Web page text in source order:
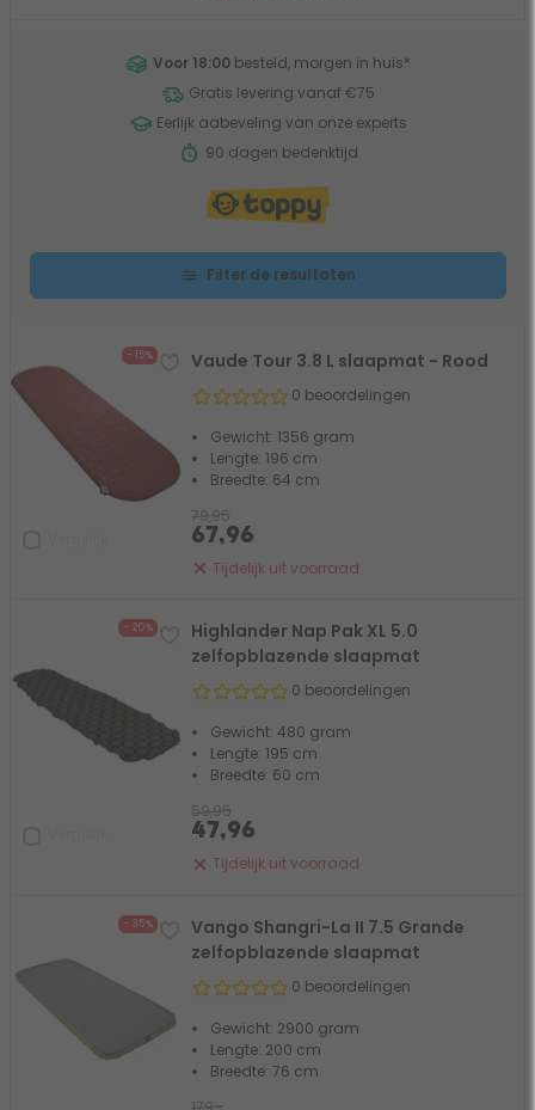
Voor 18:00 besteld, morgen in huis*
Gratis levering vanaf €75
Eerlijk aabeveling van onze experts
90 dagen bedenktijd
Filter de resultaten
- 15% Vaude Tour 3.8 L slaapmat - Rood
0 beoordelingen
Gewicht: 1356 gram
Lengte: 196 cm
Breedte: 64 cm
Tijdelijk uit voorraad
79,95
67,96
- 20%
Highlander Nap Pak XL 5.0
zelfopblazende slaapmat
0 beoordelingen
Gewicht: 480 gram
Lengte: 195 cm
Breedte: 60 cm
Tijdelijk uit voorraad
59,95
47,96
- 35%
Vango Shangri-La II 7.5 Grande
zelfopblazende slaapmat
0 beoordelingen
Gewicht: 2900 gram
Lengte: 200 cm
Breedte: 76 cm